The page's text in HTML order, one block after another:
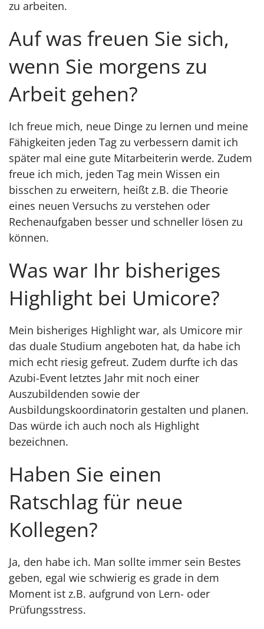
zu arbeiten.
Auf was freuen Sie sich,
wenn Sie morgens zu
Arbeit gehen?
Ich freue mich, neue Dinge zu lernen und meine
Fähigkeiten jeden Tag zu verbessern damit ich
später mal eine gute Mitarbeiterin werde. Zudem
freue ich mich, jeden Tag mein Wissen ein
bisschen zu erweitern, heißt z.B. die Theorie
eines neuen Versuchs zu verstehen oder
Rechenaufgaben besser und schneller lösen zu
können.
Was war Ihr bisheriges
Highlight bei Umicore?
Mein bisheriges Highlight war, als Umicore mir
das duale Studium angeboten hat, da habe ich
mich echt riesig gefreut. Zudem durfte ich das
Azubi-Event letztes Jahr mit noch einer
Auszubildenden sowie der
Ausbildungskoordinatorin gestalten und planen.
Das würde ich auch noch als Highlight
bezeichnen.
Haben Sie einen
Ratschlag für neue
Kollegen?
Ja, den habe ich. Man sollte immer sein Bestes
geben, egal wie schwierig es grade in dem
Moment ist z.B. aufgrund von Lern- oder
Prüfungsstress.